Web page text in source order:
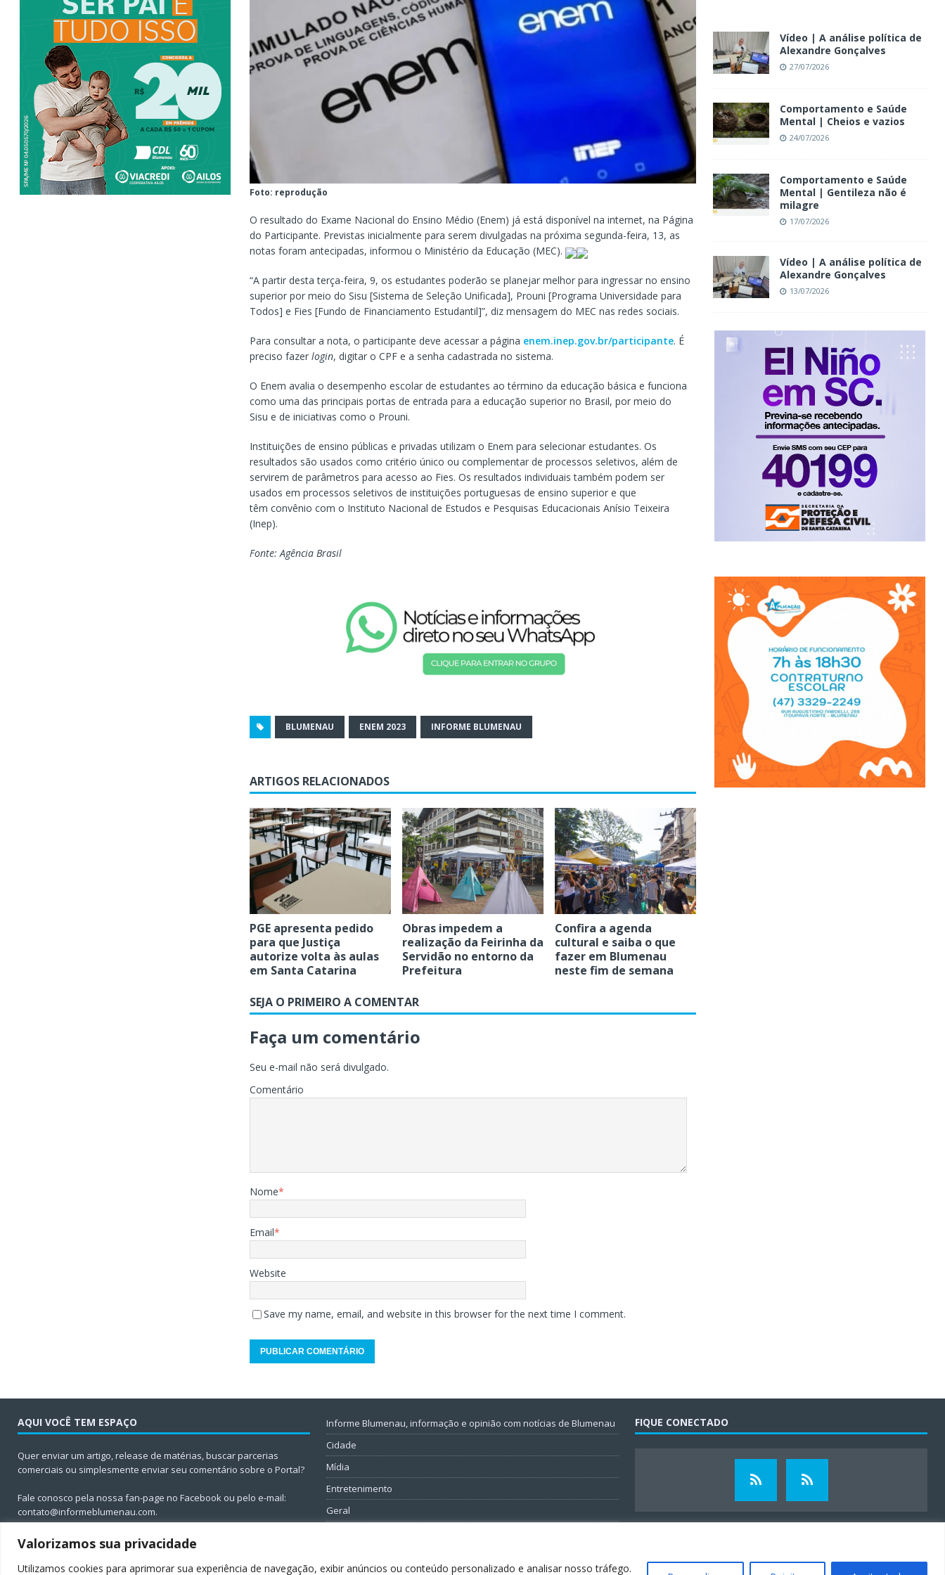
Valorizamos sua privacidade
Utilizamos cookies para aprimorar sua experiência de navegação, exibir anúncios ou conteúdo personalizado e analisar nosso tráfego.
Foto: reprodução
O resultado do Exame Nacional do Ensino Médio (Enem) já está disponível na internet, na Página
do Participante. Previstas inicialmente para serem divulgadas na próxima segunda-feira, 13, as
notas foram antecipadas, informou o Ministério da Educação (MEC).
“A partir desta terça-feira, 9, os estudantes poderão se planejar melhor para ingressar no ensino
superior por meio do Sisu [Sistema de Seleção Unificada], Prouni [Programa Universidade para
Todos] e Fies [Fundo de Financiamento Estudantil]”, diz mensagem do MEC nas redes sociais.
Para consultar a nota, o participante deve acessar a página enem.inep.gov.br/participante. É
preciso fazer login, digitar o CPF e a senha cadastrada no sistema.
O Enem avalia o desempenho escolar de estudantes ao término da educação básica e funciona
como uma das principais portas de entrada para a educação superior no Brasil, por meio do
Sisu e de iniciativas como o Prouni.
Instituições de ensino públicas e privadas utilizam o Enem para selecionar estudantes. Os
resultados são usados como critério único ou complementar de processos seletivos, além de
servirem de parâmetros para acesso ao Fies. Os resultados individuais também podem ser
usados em processos seletivos de instituições portuguesas de ensino superior e que
têm convênio com o Instituto Nacional de Estudos e Pesquisas Educacionais Anísio Teixeira
(Inep).
Fonte: Agência Brasil
BLUMENAU ENEM 2023 INFORME BLUMENAU
ARTIGOS RELACIONADOS
PGE apresenta pedido
para que Justiça
autorize volta às aulas
em Santa Catarina
Obras impedem a
realização da Feirinha da
Servidão no entorno da
Prefeitura
Confira a agenda
cultural e saiba o que
fazer em Blumenau
neste fim de semana
SEJA O PRIMEIRO A COMENTAR
Faça um comentário
Seu e-mail não será divulgado.
Comentário
Nome*
Email*
Website
Save my name, email, and website in this browser for the next time I comment.
Vídeo | A análise política de
Alexandre Gonçalves
27/07/2026
Comportamento e Saúde
Mental | Cheios e vazios
24/07/2026
Comportamento e Saúde
Mental | Gentileza não é
milagre
17/07/2026
Vídeo | A análise política de
Alexandre Gonçalves
13/07/2026
AQUI VOCÊ TEM ESPAÇO
Quer enviar um artigo, release de matérias, buscar parcerias
comerciais ou simplesmente enviar seu comentário sobre o Portal?
Fale conosco pela nossa fan-page no Facebook ou pelo e-mail:
contato@informeblumenau.com.
Informe Blumenau, informação e opinião com notícias de Blumenau
Cidade
Mídia
Entretenimento
Geral
FIQUE CONECTADO